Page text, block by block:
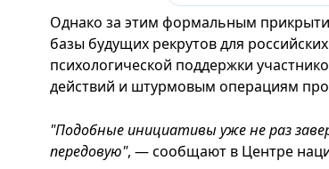
Однако за этим формальным
базы будущих рекрутов для
психологической поддержки
действий и штурмовым операциям
"Подобные инициативы уже не раз
передовую", — сообщают в Центре